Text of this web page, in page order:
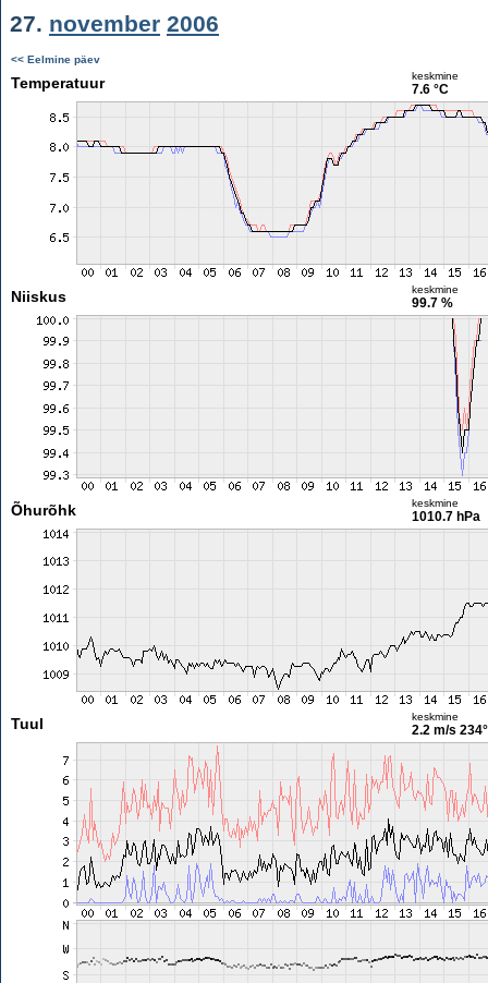
27. november 2006
<< Eelmine päev
Temperatuur keskmine
7.6 °C
Niiskus keskmine
99.7 %
Õhurõhk keskmine
1010.7 hPa
Tuul keskmine
2.2 m/s 234°